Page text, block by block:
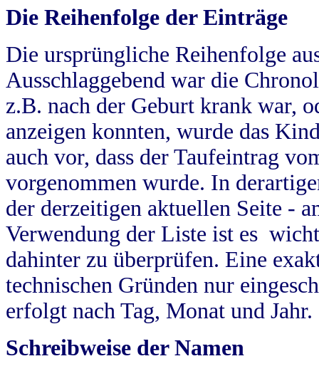
Die Reihenfolge der Einträge
Die ursprüngliche Reihenfolge
Ausschlaggebend war die
z.B. nach der Geburt krank war,
anzeigen konnten, wurde das
auch vor, dass der Taufeintrag
vorgenommen wurde. In
der derzeitigen aktuellen Seite -
Verwendung der Liste ist es
dahinter zu überprüfen. Eine
technischen Gründen nur
erfolgt nach Tag, Monat und Jahr.
Schreibweise der Namen